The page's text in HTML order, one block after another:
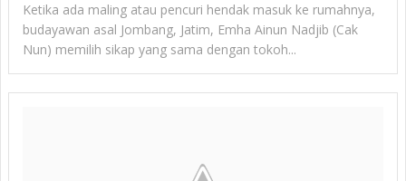
Ketika ada maling atau pencuri hendak masuk ke rumahnya,
budayawan asal Jombang, Jatim, Emha Ainun Nadjib (Cak
Nun) memilih sikap yang sama dengan tokoh...